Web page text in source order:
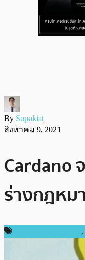
By Supakiat
สิงหาคม 9, 2021
Cardano
ร่างกฎหม
,